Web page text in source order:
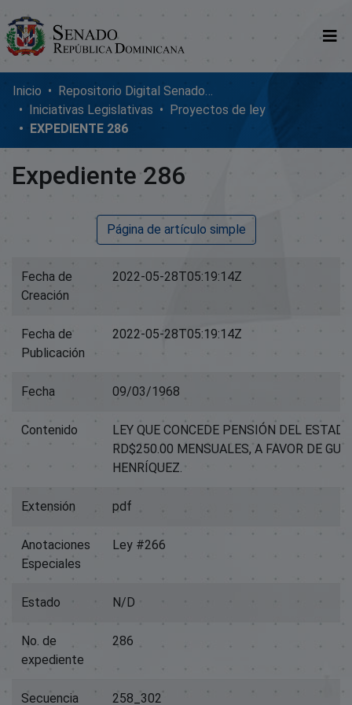
Comunidades
Glosario
Nosotros
Inicio
Repositorio Digital SenadoRD
Iniciativas Legislativas
Proyectos de ley
EXPEDIENTE 286
Expediente 286
Página de artículo simple
Fecha de
Creación
2022-05-28T05:19:14Z
Fecha de
Publicación
2022-05-28T05:19:14Z
Fecha 09/03/1968
Contenido
LEY QUE CONCEDE PENSIÓN DEL
RD$250.00 MENSUALES, A FAVOR DE
HENRÍQUEZ.
Extensión pdf
Anotaciones
Especiales
Ley #266
Estado N/D
No. de
expediente
286
Secuencia 258_302